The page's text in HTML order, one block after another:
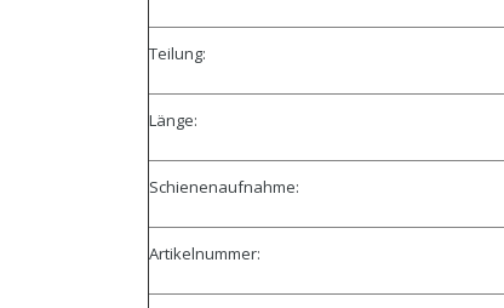
Teilung:
Länge:
Schienenaufnahme:
Artikelnummer: